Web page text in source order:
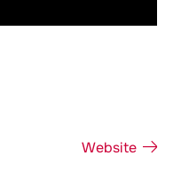
Website